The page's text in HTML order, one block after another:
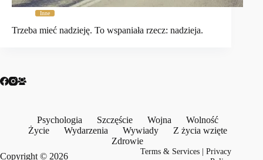
Inne
Trzeba mieć nadzieję. To wspaniała rzecz: nadzieja.
Psychologia Szczęście Wojna
Wolność
Życie
Wydarzenia Wywiady
Z życia wzięte
Zdrowie
Copyright © 2026
Terms & Services |Privacy